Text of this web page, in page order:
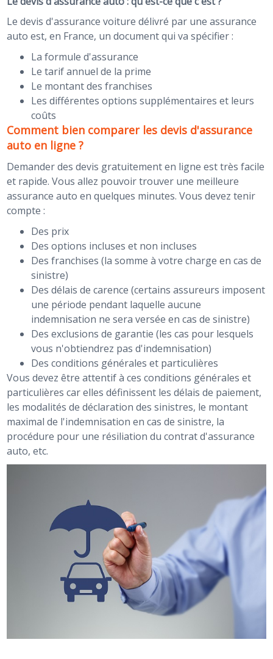
Le devis d'assurance voiture délivré par une assurance
auto est, en France, un document qui va spécifier :
La formule d'assurance
Le tarif annuel de la prime
Le montant des franchises
Les différentes options supplémentaires et leurs
coûts
Comment bien comparer les devis d'assurance
auto en ligne ?
Demander des devis gratuitement en ligne est très facile
et rapide. Vous allez pouvoir trouver une meilleure
assurance auto en quelques minutes. Vous devez tenir
compte :
Des prix
Des options incluses et non incluses
Des franchises (la somme à votre charge en cas de
sinistre)
Des délais de carence (certains assureurs imposent
une période pendant laquelle aucune
indemnisation ne sera versée en cas de sinistre)
Des exclusions de garantie (les cas pour lesquels
vous n'obtiendrez pas d'indemnisation)
Des conditions générales et particulières
Vous devez être attentif à ces conditions générales et
particulières car elles définissent les délais de paiement,
les modalités de déclaration des sinistres, le montant
maximal de l'indemnisation en cas de sinistre, la
procédure pour une résiliation du contrat d'assurance
auto, etc.